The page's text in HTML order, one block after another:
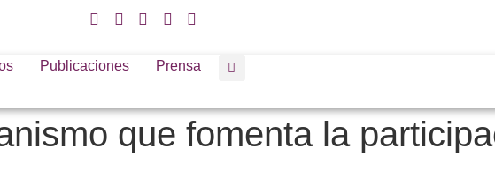
Publicaciones Prensa
que fomenta la